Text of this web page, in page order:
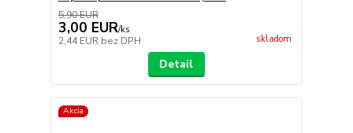
5,90 EUR
3,00 EUR/ks
2,44 EUR bez DPH skladom
Detail
Akcia